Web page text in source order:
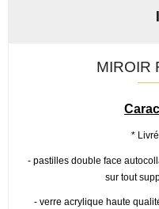
MIROIR
*
- pastilles double face
sur tout
- verre acrylique haute